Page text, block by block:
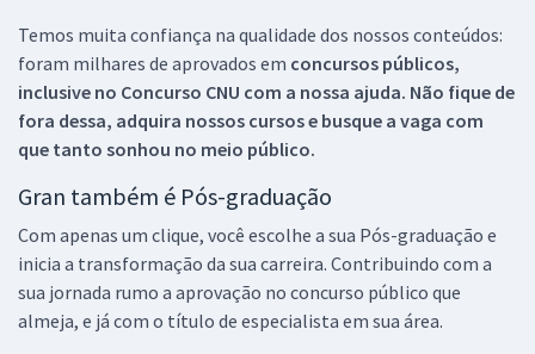
Temos muita confiança na qualidade dos nossos conteúdos:
foram milhares de aprovados em concursos públicos,
inclusive no Concurso CNU com a nossa ajuda. Não fique de
fora dessa, adquira nossos cursos e busque a vaga com
que tanto sonhou no meio público.
Gran também é Pós-graduação
Com apenas um clique, você escolhe a sua Pós-graduação e
inicia a transformação da sua carreira. Contribuindo com a
sua jornada rumo a aprovação no concurso público que
almeja, e já com o título de especialista em sua área.